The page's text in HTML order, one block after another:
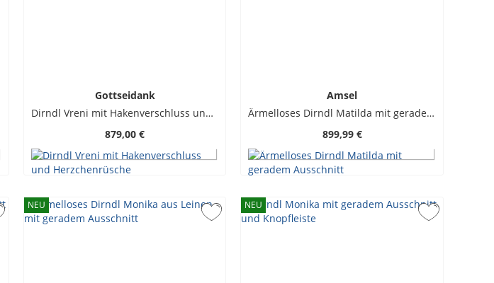
Gottseidank
Dirndl Vreni mit Hakenverschluss und Herzchenrüsche
879,00 €
Amsel
Ärmelloses Dirndl Matilda mit geradem Ausschnitt
899,99 €
NEU NEU